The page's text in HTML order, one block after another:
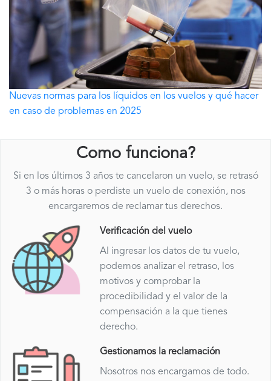
Nuevas normas para los líquidos en los vuelos y qué hacer
en caso de problemas en 2025
Como funciona?
Si en los últimos 3 años te cancelaron un vuelo, se retrasó
3 o más horas o perdiste un vuelo de conexión, nos
encargaremos de reclamar tus derechos.
Verificación del vuelo
Al ingresar los datos de tu vuelo,
podemos analizar el retraso, los
motivos y comprobar la
procedibilidad y el valor de la
compensación a la que tienes
derecho.
Gestionamos la reclamación
Nosotros nos encargamos de todo.